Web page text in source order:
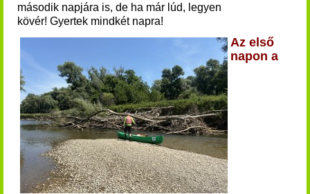
második napjára is, de ha már lúd, legyen
kövér! Gyertek mindkét napra!
Az első
napon a